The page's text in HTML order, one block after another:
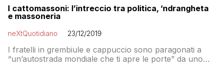
I cattomassoni: l’intreccio tra politica, ‘ndrangheta
e massoneria
neXtQuotidiano 23/12/2019
I fratelli in grembiule e cappuccio sono paragonati a
“un’autostrada mondiale che ti apre le porte” da uno